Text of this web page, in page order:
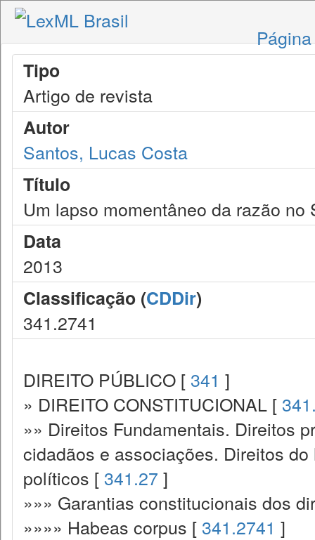
Tipo
Artigo de revista
Autor
Santos, Lucas Costa
Título
Um lapso momentâneo da razão no
Data
2013
Classificação (CDDir)
341.2741
DIREITO PÚBLICO [ 341 ]
» DIREITO CONSTITUCIONAL [
»» Direitos Fundamentais. Direitos
cidadãos e associações. Direitos
políticos [ 341.27 ]
»»» Garantias constitucionais dos
»»»» Habeas corpus [ 341.2741 ]